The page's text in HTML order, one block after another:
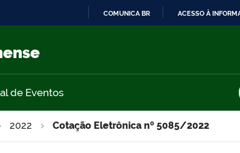
COMUNICA BR ACESSO À
de Eventos
2022 Cotação Eletrônica nº 5085/2022